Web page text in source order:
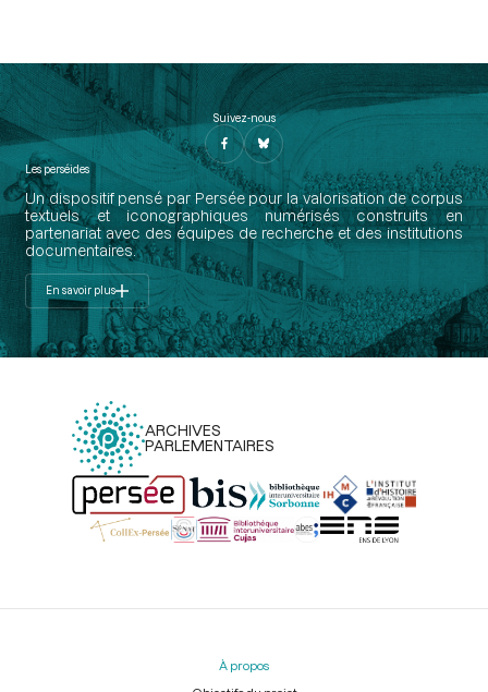
Suivez-nous
Les perséides
Un dispositif pensé par Persée pour la valorisation de corpus
textuels et iconographiques numérisés construits en
partenariat avec des équipes de recherche et des institutions
documentaires.
En savoir plus
ARCHIVES
PARLEMENTAIRES
Menu
À propos